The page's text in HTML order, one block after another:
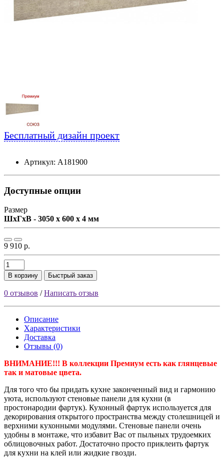
Бесплатный дизайн проект
Артикул: А181900
Доступные опции
Размер
ШxГxВ - 3050 x 600 x 4 мм
9 910 р.
В корзину Быстрый заказ
0 отзывов /Написать отзыв
Описание
Характеристики
Доставка
Отзывы (0)
ВНИМАНИЕ!!! В коллекции Премиум есть как глянцевые
так и матовые цвета.
Для того что бы придать кухне законченный вид и гармонию
уюта, используют стеновые панели для кухни (в
простонародии фартук). Кухонный фартук используется для
декорирования открытого пространства между столешницей и
верхними кухонными модулями. Стеновые панели очень
удобны в монтаже, что избавит Вас от пыльных трудоемких
облицовочных работ. Достаточно просто приклеить фартук
для кухни на клей или жидкие гвозди.